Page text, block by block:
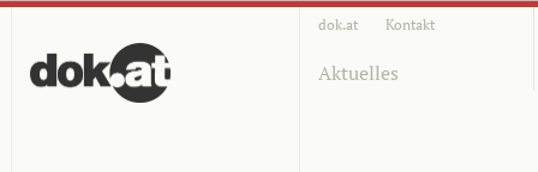
dok.at Kontakt
Aktuelles